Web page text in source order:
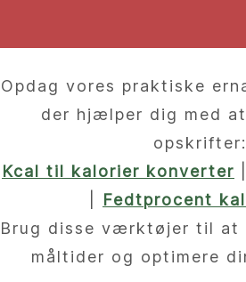
Opdag vores praktiske
der hjælper dig med
opskrifter:
Kcal til kalorier konverter
Fedtprocent
Brug disse værktøjer til at
måltider og optimere